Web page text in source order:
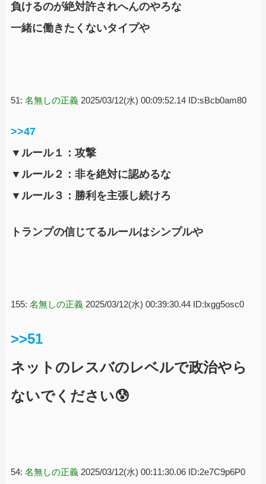
負けるのが絶対許されへんのやろな
一緒に働きたくないタイプや
51: 名無しの正義 2025/03/12(水) 00:09:52.14 ID:sBcb0am80
>>47
▼ルール１：攻撃
▼ルール２：非を絶対に認めるな
▼ルール３：勝利を主張し続けろ
トランプの信じてるルールはシンプルや
155: 名無しの正義 2025/03/12(水) 00:39:30.44 ID:lxgg5osc0
>>51
ネットのレスバのレベルで政治やら
ないでください😰
54: 名無しの正義 2025/03/12(水) 00:11:30.06 ID:2e7C9p6P0